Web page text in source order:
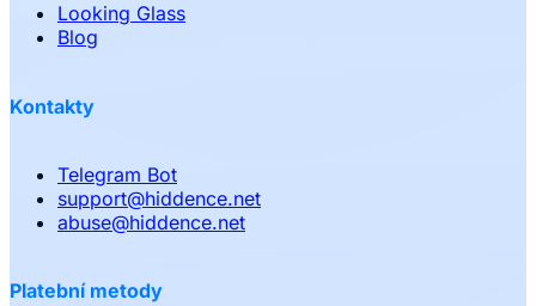
Looking Glass
Blog
Kontakty
Telegram Bot
support@hiddence.net
abuse@hiddence.net
Platební metody